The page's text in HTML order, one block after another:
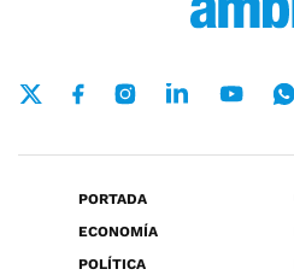
PORTADA
ECONOMÍA
POLÍTICA